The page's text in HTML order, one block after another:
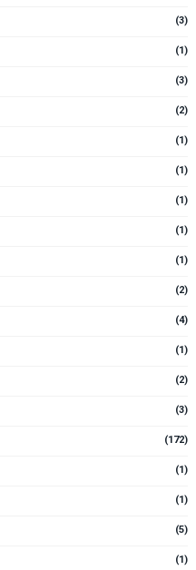
(3)
(1)
(3)
(2)
(1)
(1)
(1)
(1)
(1)
(2)
(4)
(1)
(2)
(3)
(172)
(1)
(1)
(5)
(1)